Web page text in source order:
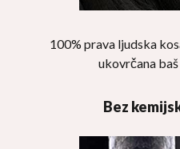
100% prava ljudska
ukovrčana baš
Bez